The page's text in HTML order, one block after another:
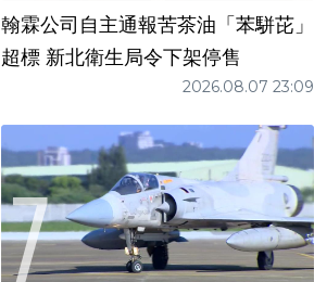
翰霖公司自主通報苦茶油「苯駢芘」
超標 新北衛生局令下架停售
2026.08.07 23:09